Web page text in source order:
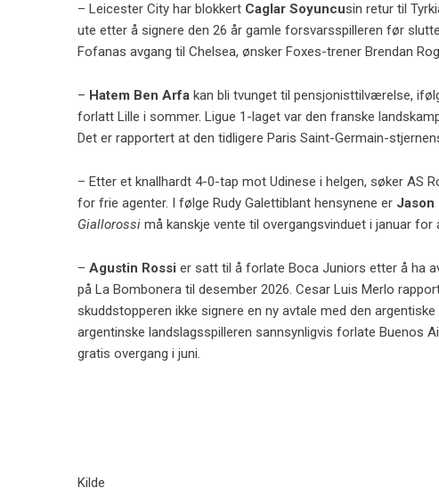
– Leicester City har blokkert Caglar Soyuncusin retur til
ute etter å signere den 26 år gamle forsvarsspilleren før
Fofanas avgang til Chelsea, ønsker Foxes-trener Brendan
– Hatem Ben Arfa kan bli tvunget til pensjonisttilværelse,
forlatt Lille i sommer. Ligue 1-laget var den franske
Det er rapportert at den tidligere Paris Saint-Germain-
– Etter et knallhardt 4-0-tap mot Udinese i helgen, søker
for frie agenter. I følge Rudy Galettiblant hensynene er Jason
Giallorossi må kanskje vente til overgangsvinduet i januar
– Agustin Rossi er satt til å forlate Boca Juniors etter å ha
på La Bombonera til desember 2026. Cesar Luis Merlo
skuddstopperen ikke signere en ny avtale med den
argentinske landslagsspilleren sannsynligvis forlate Buenos
gratis overgang i juni.
Kilde